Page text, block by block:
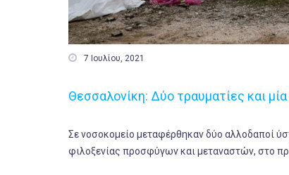
 7 Ιουλίου, 2021
Θεσσαλονίκη: Δύο τραυματίες και
Σε νοσοκομείο μεταφέρθηκαν δύο αλλοδαποί
φιλοξενίας προσφύγων και μεταναστών, στο